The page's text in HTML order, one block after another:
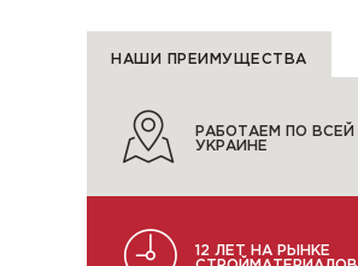
НАШИ ПРЕИМУЩЕСТВА
РАБОТАЕМ ПО ВСЕЙ
УКРАИНЕ
12 ЛЕТ НА РЫНКЕ